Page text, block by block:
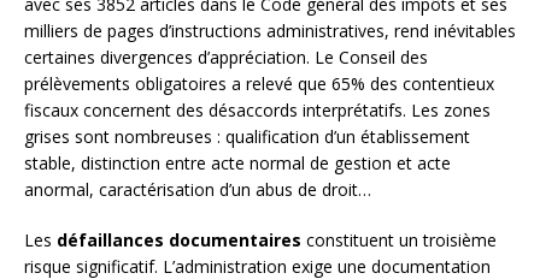
milliers de pages d’instructions administratives, rend inévitables
certaines divergences d’appréciation. Le Conseil des
prélèvements obligatoires a relevé que 65% des contentieux
fiscaux concernent des désaccords interprétatifs. Les zones
grises sont nombreuses : qualification d’un établissement
stable, distinction entre acte normal de gestion et acte
anormal, caractérisation d’un abus de droit…
Les défaillances documentaires constituent un troisième
risque significatif. L’administration exige une documentation